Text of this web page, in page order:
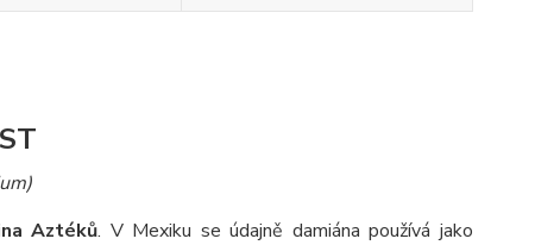
Aztéků. V Mexiku se údajně damiána používá jako